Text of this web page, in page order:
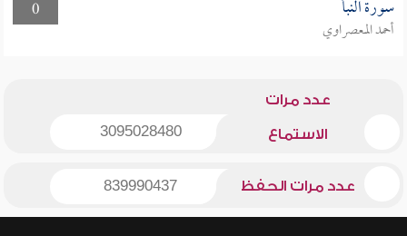
0
سورة النبأ
أحمد المعصراوي
عدد مرات
الاستماع 3095028480
عدد مرات الحفظ 839990437